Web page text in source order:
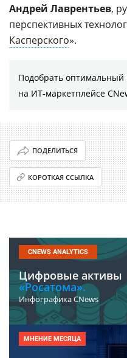
Андрей Лаврентьев,
перспективных
Касперского».
Подобрать оптимальный
на ИТ-маркетплейсе
ПОДЕЛИТЬСЯ
КОРОТКАЯ ССЫЛКА
CNEWS ANALYTICS
Цифровые активы
«Росатома».
Инфографика CNews
МНЕНИЕ МЕСЯЦА